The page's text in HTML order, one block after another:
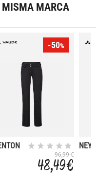
MISMA MARCA
-50%
96,99 €
48,49 €